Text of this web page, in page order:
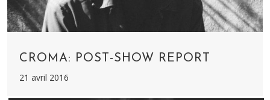
CROMA: POST-SHOW REPORT
21 avril 2016